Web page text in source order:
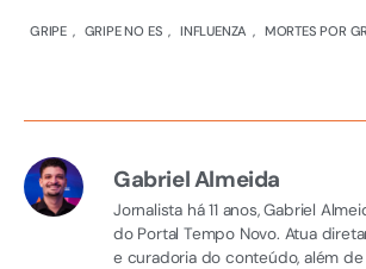
GRIPE , GRIPE NO ES , INFLUENZA , MORTES POR
Gabriel Almeida
Jornalista há 11 anos, Gabriel
do Portal Tempo Novo. Atua
e curadoria do conteúdo, além de